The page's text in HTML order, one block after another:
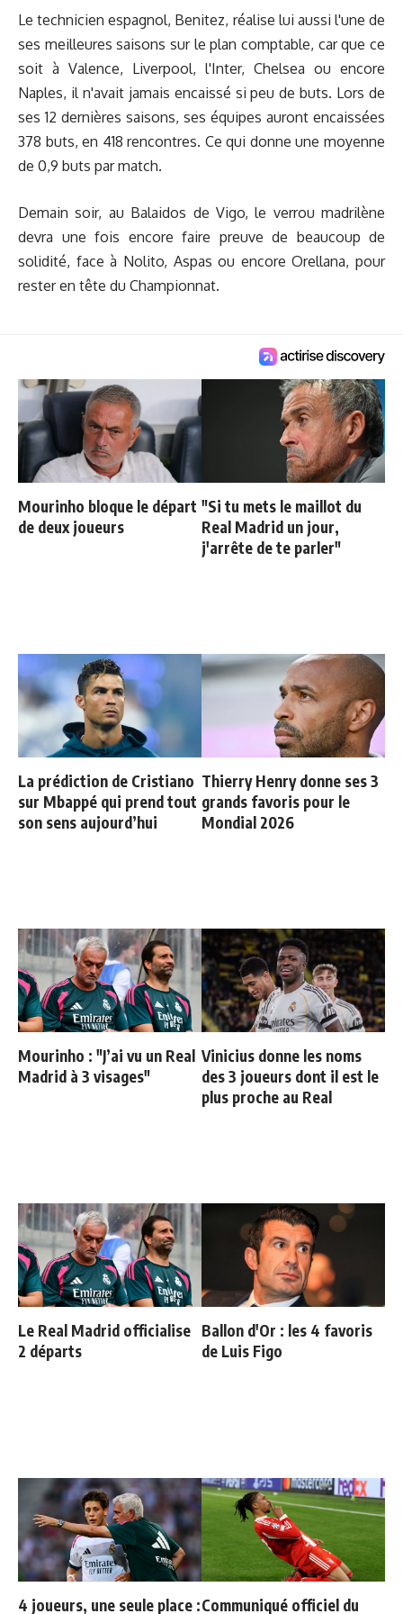
Le technicien espagnol, Benitez, réalise lui aussi l'une de
ses meilleures saisons sur le plan comptable, car que ce
soit à Valence, Liverpool, l'Inter, Chelsea ou encore
Naples, il n'avait jamais encaissé si peu de buts. Lors de
ses 12 dernières saisons, ses équipes auront encaissées
378 buts, en 418 rencontres. Ce qui donne une moyenne
de 0,9 buts par match.
Demain soir, au Balaidos de Vigo, le verrou madrilène
devra une fois encore faire preuve de beaucoup de
solidité, face à Nolito, Aspas ou encore Orellana, pour
rester en tête du Championnat.
Mourinho bloque le départ
de deux joueurs
"Si tu mets le maillot du
Real Madrid un jour,
j'arrête de te parler"
La prédiction de Cristiano
sur Mbappé qui prend tout
son sens aujourd’hui
Thierry Henry donne ses 3
grands favoris pour le
Mondial 2026
Mourinho : "J’ai vu un Real
Madrid à 3 visages"
Vinicius donne les noms
des 3 joueurs dont il est le
plus proche au Real
Le Real Madrid officialise
2 départs
Ballon d'Or : les 4 favoris
de Luis Figo
4 joueurs, une seule place :Communiqué officiel du